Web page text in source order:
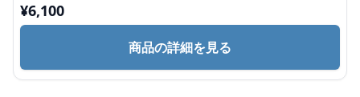
¥6,100
商品の詳細を見る